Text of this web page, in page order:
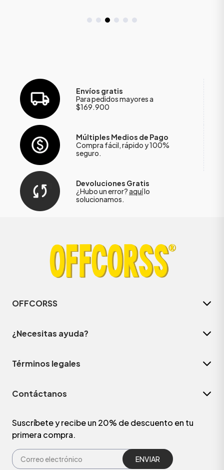
Envíos gratis
Para pedidos mayores a
$169.900
Múltiples Medios de Pago
Compra fácil, rápido y 100%
seguro.
Devoluciones Gratis
¿Hubo un error?aquílo
solucionamos.
OFFCORSS
¿Necesitas ayuda?
Términos legales
Contáctanos
Suscríbete y recibe un 20% de descuento en tu
primera compra.
ENVIAR